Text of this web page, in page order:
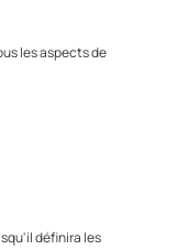
les aspects de
définira les